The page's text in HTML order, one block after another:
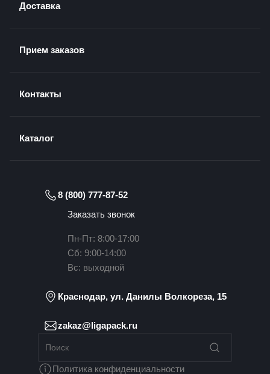
Доставка
Прием заказов
Контакты
Каталог
8 (800) 777-87-52
Заказать звонок
Пн-Пт: 8:00-17:00
Сб: 9:00-14:00
Вс: выходной
Краснодар, ул. Данилы Волкореза, 15
zakaz@ligapack.ru
Политика конфиденциальности